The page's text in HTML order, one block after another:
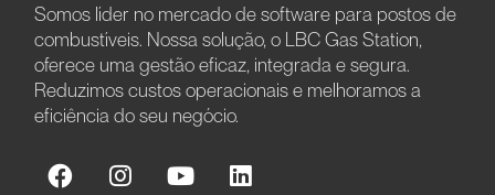
Somos líder no mercado de software para postos de
combustíveis. Nossa solução, o LBC Gas Station,
oferece uma gestão eficaz, integrada e segura.
Reduzimos custos operacionais e melhoramos a
eficiência do seu negócio.